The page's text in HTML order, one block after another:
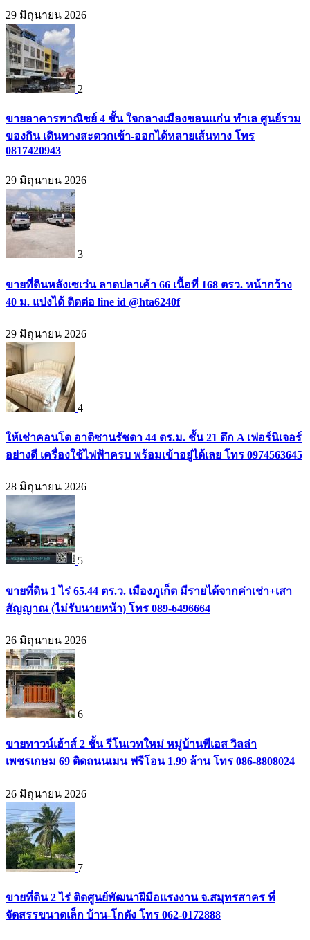
29 มิถุนายน 2026
2
ขายอาคารพาณิชย์ 4 ชั้น ใจกลางเมืองขอนแก่น ทำเล ศูนย์รวม
ของกิน เดินทางสะดวกเข้า-ออกได้หลายเส้นทาง โทร
0817420943
29 มิถุนายน 2026
3
ขายที่ดินหลังเซเว่น ลาดปลาเค้า 66 เนื้อที่ 168 ตรว. หน้ากว้าง
40 ม. แบ่งได้ ติดต่อ line id @hta6240f
29 มิถุนายน 2026
4
ให้เช่าคอนโด อาติซานรัชดา 44 ตร.ม. ชั้น 21 ตึก A เฟอร์นิเจอร์
อย่างดี เครื่องใช้ไฟฟ้าครบ พร้อมเข้าอยู่ได้เลย โทร 0974563645
28 มิถุนายน 2026
5
ขายที่ดิน 1 ไร่ 65.44 ตร.ว. เมืองภูเก็ต มีรายได้จากค่าเช่า+เสา
สัญญาณ (ไม่รับนายหน้า) โทร 089-6496664
26 มิถุนายน 2026
6
ขายทาวน์เฮ้าส์ 2 ชั้น รีโนเวทใหม่ หมู่บ้านพีเอส วิลล่า
เพชรเกษม 69 ติดถนนเมน ฟรีโอน 1.99 ล้าน โทร 086-8808024
26 มิถุนายน 2026
7
ขายที่ดิน 2 ไร่ ติดศูนย์พัฒนาฝีมือแรงงาน จ.สมุทรสาคร ที่
จัดสรรขนาดเล็ก บ้าน-โกดัง โทร 062-0172888